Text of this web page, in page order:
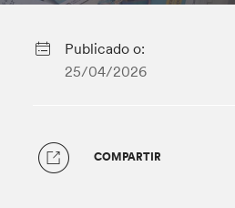
Publicado o:
25/04/2026
COMPARTIR